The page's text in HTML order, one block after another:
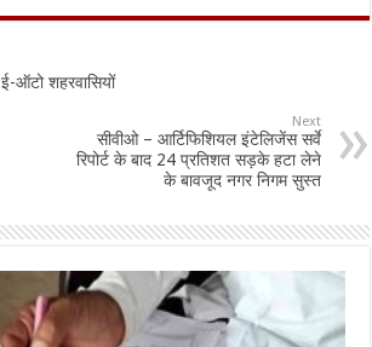
ai ar
e
ऑटो शहरवासियों
Next
सीवीओ – आर्टिफिशियल इंटेलिजेंस सर्वे
रिपोर्ट के बाद 24 प्रतिशत सड़के हटा लेने
के बावजूद नगर निगम सुस्त